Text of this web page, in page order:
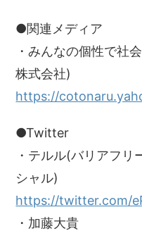
●関連メディア
・みんなの個性で社
株式会社)
https://
●Twitter
・テルル(バリアフリ
シャル)
https://twitter.com/
・加藤大貴